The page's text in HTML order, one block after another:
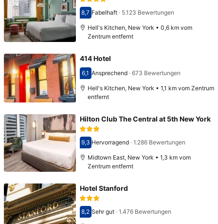
Bewertet mit 8,7
8,7 Fabelhaft· 5.123 Bewertungen
Hell's Kitchen, New York • 0,6 km vom
Zentrum entfernt
414 Hotel
Bewertet mit 6,1
6,1 Ansprechend· 673 Bewertungen
Hell's Kitchen, New York • 1,1 km vom Zentrum
entfernt
Hilton Club The Central at 5th New York
Bewertet mit 9,3
9,3 Hervorragend· 1.286 Bewertungen
Midtown East, New York • 1,3 km vom
Zentrum entfernt
Hotel Stanford
Bewertet mit 8,2
8,2 Sehr gut· 1.476 Bewertungen